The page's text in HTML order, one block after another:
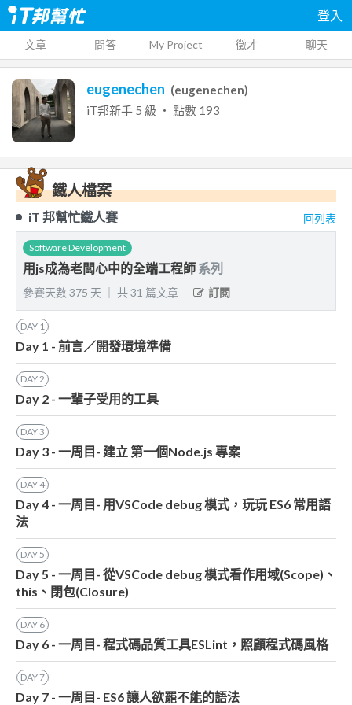
登入
文章 問答 My Project 徵才 聊天
eugenechen (eugenechen)
iT邦新手 5 級 ‧ 點數 193
鐵人檔案
iT 邦幫忙鐵人賽 回列表
Software Development
用js成為老闆心中的全端工程師 系列
參賽天數375 天 共31 篇文章 訂閱
DAY 1
Day 1 - 前言／開發環境準備
DAY2
Day 2 - 一輩子受用的工具
DAY3
Day 3 - 一周目- 建立 第一個Node.js 專案
DAY4
Day 4 - 一周目- 用VSCode debug 模式，玩玩 ES6 常用語
法
DAY5
Day 5 - 一周目- 從VSCode debug 模式看作用域(Scope)、
this、閉包(Closure)
DAY 6
Day 6 - 一周目- 程式碼品質工具ESLint，照顧程式碼風格
DAY7
Day 7 - 一周目- ES6 讓人欲罷不能的語法